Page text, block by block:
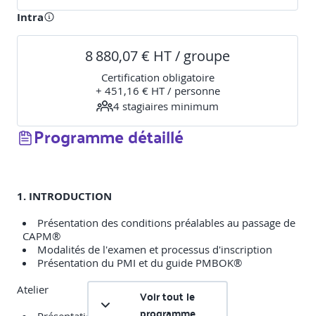
Intra
8 880,07 € HT / groupe
Certification obligatoire
+ 451,16 € HT / personne
4 stagiaires minimum
Programme détaillé
1. INTRODUCTION
Présentation des conditions préalables au passage de
CAPM®
Modalités de l'examen et processus d'inscription
Présentation du PMI et du guide PMBOK®
Atelier
Voir tout le